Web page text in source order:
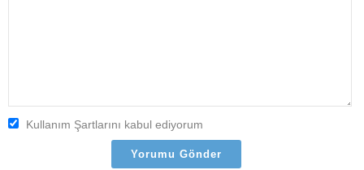
Kullanım Şartlarını kabul ediyorum